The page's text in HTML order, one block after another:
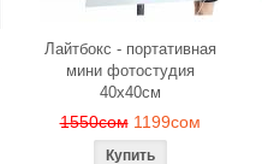
Лайтбокс - портативная
мини фотостудия
40x40см
1550сом 1199сом